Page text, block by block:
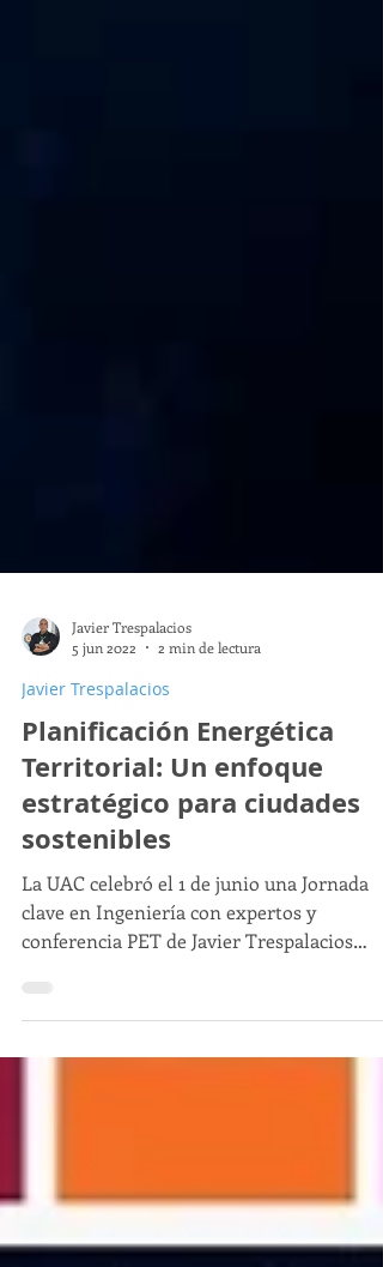
Javier Trespalacios
5 jun 2022
2 min de lectura
Javier Trespalacios
Planificación Energética
Territorial: Un enfoque
estratégico para ciudades
sostenibles
La UAC celebró el 1 de junio una Jornada
sobre planificación energética urbana de
ciudades.